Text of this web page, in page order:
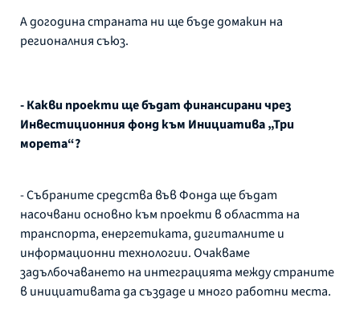
А догодина страната ни ще бъде домакин на
регионалния съюз.
- Какви проекти ще бъдат финансирани чрез
Инвестиционния фонд към Инициатива „Три
морета“?
- Събраните средства във Фонда ще бъдат
насочвани основно към проекти в областта на
транспорта, енергетиката, дигиталните и
информационни технологии. Очакваме
задълбочаването на интеграцията между страните
в инициативата да създаде и много работни места.